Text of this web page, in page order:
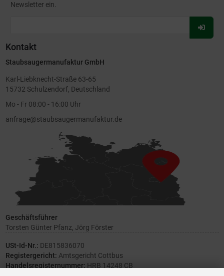
Newsletter ein.
Für
Kontakt
Staubsaugermanufaktur GmbH
Karl-Liebknecht-Straße 63-65
15732 Schulzendorf, Deutschland
Mo - Fr 08:00 - 16:00 Uhr
anfrage@staubsaugermanufaktur.de
Geschäftsführer
Torsten Günter Pfanz, Jörg Förster
USt-Id-Nr.: DE815836070
Registergericht: Amtsgericht Cottbus
Handelsregisternummer: HRB 14248 CB